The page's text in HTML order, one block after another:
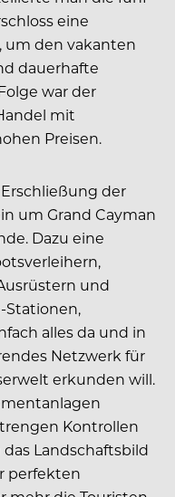
eine
den vakanten
dauerhafte
war der
mit
Preisen.
der
um Grand Cayman
Dazu eine
und
Stationen,
alles da und in
Netzwerk für
erkunden will.
Kontrollen
Landschaftsbild
perfekten